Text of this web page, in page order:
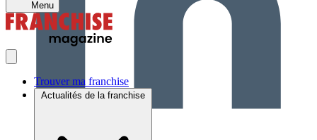
Menu
Trouver ma franchise
Actualités de la franchise